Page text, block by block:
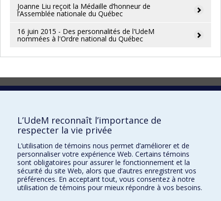
Joanne Liu reçoit la Médaille d’honneur de
l’Assemblée nationale du Québec
16 juin 2015 - Des personnalités de l'UdeM
nommées à l'Ordre national du Québec
Prix et distinctions
Conditions d’utilisation
Paramètres des témoins
Université de
Montréal
L’UdeM reconnaît l’importance de
respecter la vie privée
L’utilisation de témoins nous permet d’améliorer et de
personnaliser votre expérience Web. Certains témoins
sont obligatoires pour assurer le fonctionnement et la
sécurité du site Web, alors que d’autres enregistrent vos
préférences. En acceptant tout, vous consentez à notre
utilisation de témoins pour mieux répondre à vos besoins.